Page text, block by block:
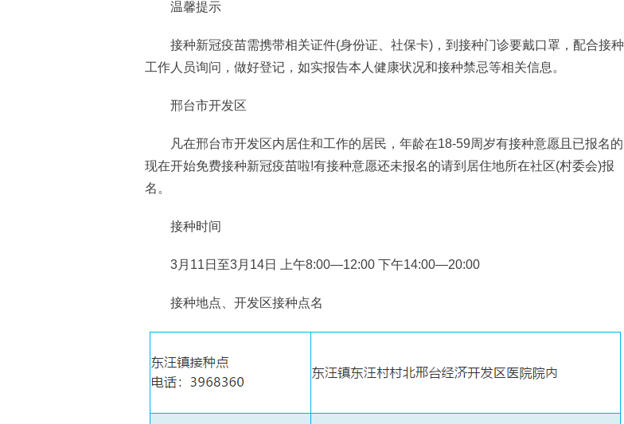
温馨提示
接种新冠疫苗需携带相关证件(身份证、社保卡)，到接种门诊要戴口罩，配合接种
工作人员询问，做好登记，如实报告本人健康状况和接种禁忌等相关信息。
邢台市开发区
凡在邢台市开发区内居住和工作的居民，年龄在18-59周岁有接种意愿且已报名的
现在开始免费接种新冠疫苗啦!有接种意愿还未报名的请到居住地所在社区(村委会)报
名。
接种时间
3月11日至3月14日 上午8:00—12:00 下午14:00—20:00
接种地点、开发区接种点名